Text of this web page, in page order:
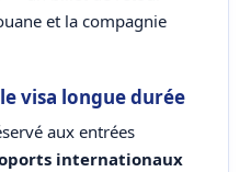
et la compagnie
visa longue durée
aux entrées
internationaux